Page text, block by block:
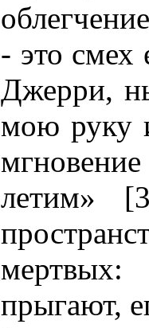
- это
Джерри,
мою руку
летим»
прыгают,